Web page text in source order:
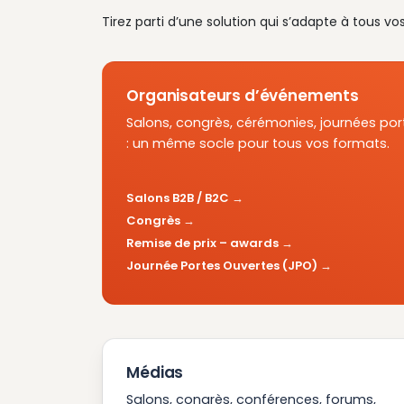
Tirez parti d’une solution qui s’adapte à tous
Organisateurs d’événements
Salons, congrès, cérémonies, journées
: un même socle pour tous vos formats.
Salons B2B / B2C
Congrès
Remise de prix – awards
Journée Portes Ouvertes (JPO)
Médias
Salons, congrès, conférences, forums,